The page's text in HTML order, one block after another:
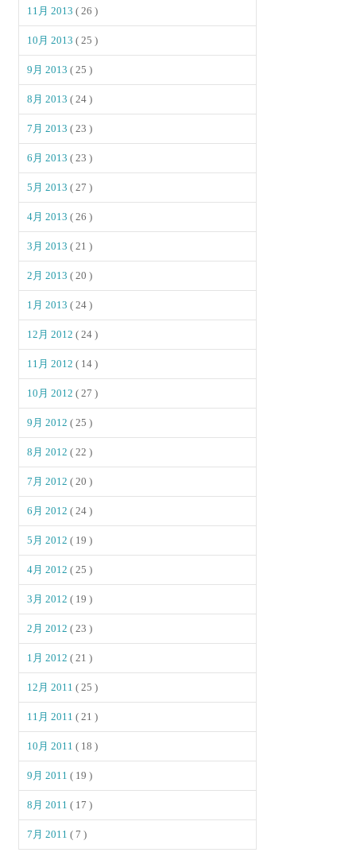
11月 2013( 26 )
10月 2013( 25 )
9月 2013( 25 )
8月 2013( 24 )
7月 2013( 23 )
6月 2013( 23 )
5月 2013( 27 )
4月 2013( 26 )
3月 2013( 21 )
2月 2013( 20 )
1月 2013( 24 )
12月 2012( 24 )
11月 2012( 14 )
10月 2012( 27 )
9月 2012( 25 )
8月 2012( 22 )
7月 2012( 20 )
6月 2012( 24 )
5月 2012( 19 )
4月 2012( 25 )
3月 2012( 19 )
2月 2012( 23 )
1月 2012( 21 )
12月 2011( 25 )
11月 2011( 21 )
10月 2011( 18 )
9月 2011( 19 )
8月 2011( 17 )
7月 2011( 7 )